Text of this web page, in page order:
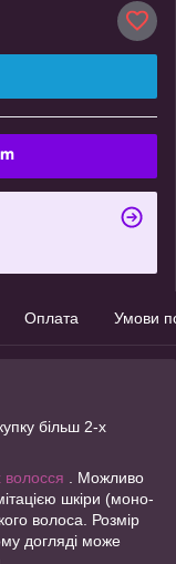
Оплата Умови
більш 2-х
волосся . Можливо
шкіри (моно-
волоса. Розмір
догляді може